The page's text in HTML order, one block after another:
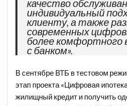
качество
индивидуальный
клиенту, а также
современных
более комфортного
с банком».
В сентябре ВТБ в тестовом
этап проекта «Цифровая
жилищный кредит и получить